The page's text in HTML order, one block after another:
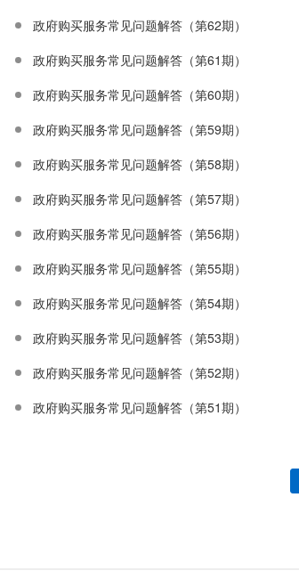
政府购买服务常见问题解答（第62期）
政府购买服务常见问题解答（第61期）
政府购买服务常见问题解答（第60期）
政府购买服务常见问题解答（第59期）
政府购买服务常见问题解答（第58期）
政府购买服务常见问题解答（第57期）
政府购买服务常见问题解答（第56期）
政府购买服务常见问题解答（第55期）
政府购买服务常见问题解答（第54期）
政府购买服务常见问题解答（第53期）
政府购买服务常见问题解答（第52期）
政府购买服务常见问题解答（第51期）